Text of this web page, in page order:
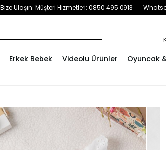
Bize Ulaşın: Müşteri Hizmetleri: 0850 495 0913
Erkek Bebek Videolu Ürünler Oyuncak